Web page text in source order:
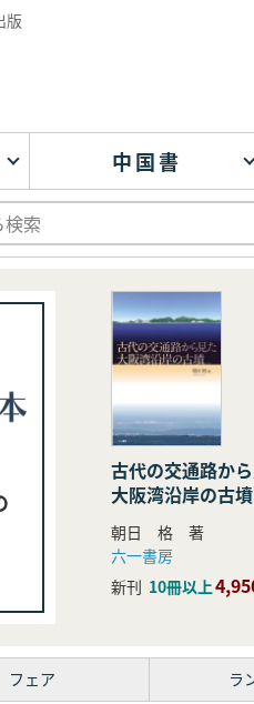
版
中国書
古代の交通路か
大阪湾沿岸の古墳
朝日 格 著
六一書房
新刊 10冊以上
フェア ラ